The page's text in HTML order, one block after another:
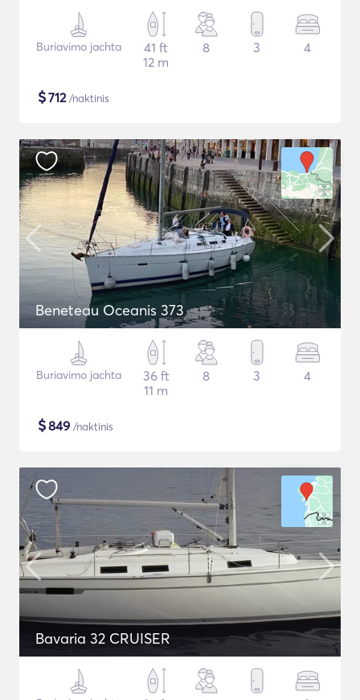
Buriavimo jachta
41 ft
12 m
8 3 4
$712/naktinis
Beneteau Oceanis 373
Buriavimo jachta
36 ft
11 m
8 3 4
$849 /naktinis
Bavaria 32 CRUISER